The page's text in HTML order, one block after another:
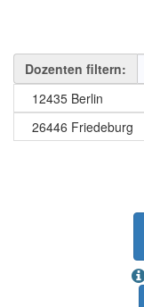
Dozenten filtern:
12435 Berlin
26446 Friedeburg